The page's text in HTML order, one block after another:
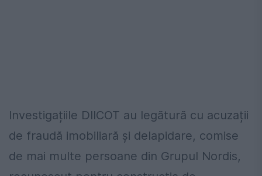
Investigațiile DIICOT au legătură cu acuzații
de fraudă imobiliară și delapidare, comise
de mai multe persoane din Grupul Nordis,